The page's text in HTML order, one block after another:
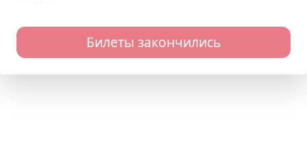
Билеты закончились